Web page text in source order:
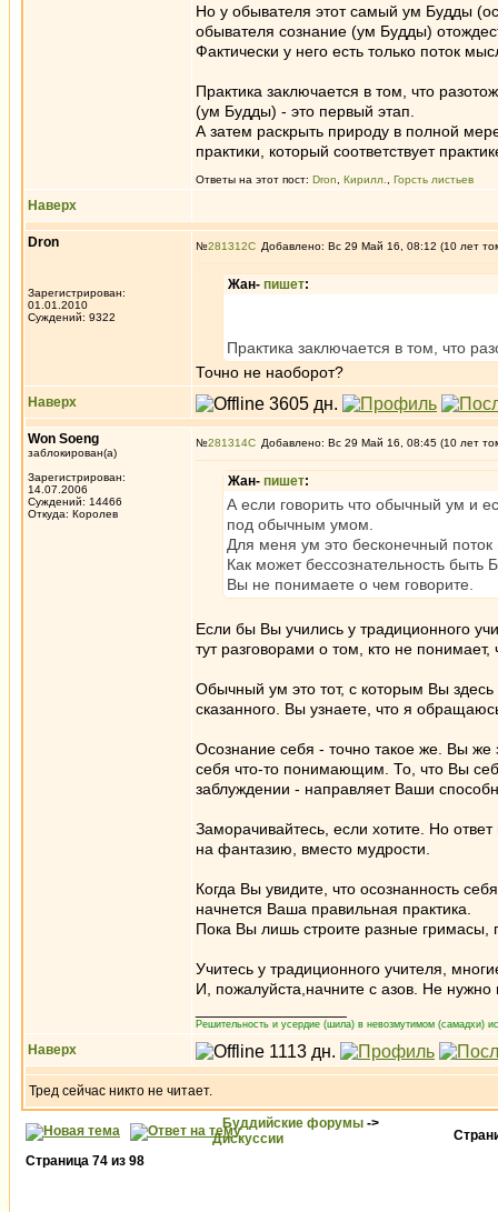
Но у обывателя этот самый ум Будды
обывателя сознание (ум Будды)
Фактически у него есть только поток
Практика заключается в том, что
(ум Будды) - это первый этап.
А затем раскрыть природу в полной
практики, который соответствует
Ответы на этот пост: Dron Кирилл. Горсть листьев
Наверх
Dron
Зарегистрирован:
01.01.2010
Суждений: 9322
№281312 Добавлено: Вс 29 Май 16, 08:12 (10 лет
Жан- пишет:
Практика заключается в том, что
Точно не наоборот?
Наверх
Won Soeng
заблокирован(а)
Зарегистрирован:
14.07.2006
Суждений: 14466
Откуда: Королев
№281314 Добавлено: Вс 29 Май 16, 08:45 (10 лет
Жан- пишет:
А если говорить что обычный ум и
под обычным умом.
Для меня ум это бесконечный
Как может бессознательность быть
Вы не понимаете о чем говорите.
Если бы Вы учились у традиционного
тут разговорами о том, кто не понимает,
Обычный ум это тот, с которым Вы здесь
сказанного. Вы узнаете, что я
Осознание себя - точно такое же. Вы же
себя что-то понимающим. То, что Вы
заблуждении - направляет Ваши
Заморачивайтесь, если хотите. Но
на фантазию, вместо мудрости.
Когда Вы увидите, что осознанность
начнется Ваша правильная практика.
Пока Вы лишь строите разные
Учитесь у традиционного учителя,
И, пожалуйста,начните с азов. Не
Решительность и усердие (шила) в невозмутимом (самадхи)
Наверх
Тред сейчас никто не читает.
Буддийские форумы ->
Дискуссии
Страница 74 из 98